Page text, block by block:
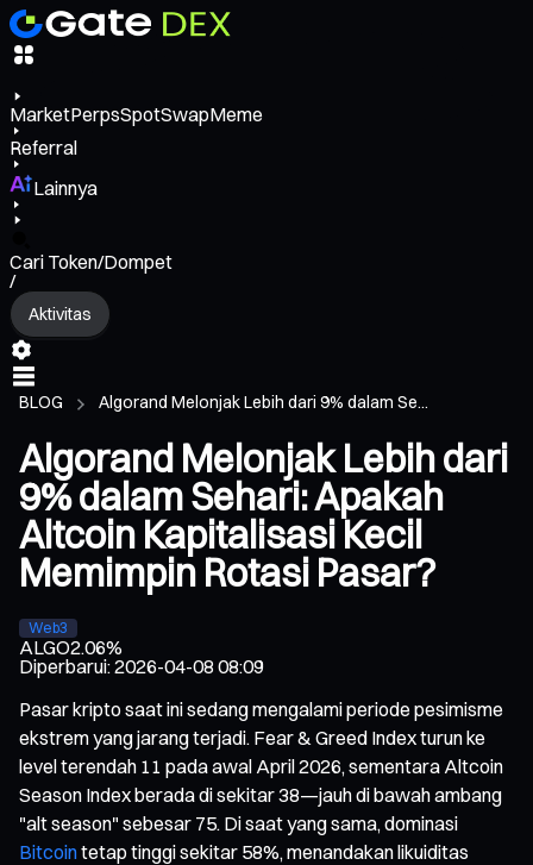
MarketPerpsSpotSwapMeme
Referral
Lainnya
Cari Token/Dompet
/
Aktivitas
BLOG Algorand Melonjak Lebih dari 9% dalam Se...
Algorand Melonjak Lebih dari
9% dalam Sehari: Apakah
Altcoin Kapitalisasi Kecil
Memimpin Rotasi Pasar?
Web3
ALGO2.06%
Diperbarui:2026-04-08 08:09
Pasar kripto saat ini sedang mengalami periode pesimisme
ekstrem yang jarang terjadi. Fear & Greed Index turun ke
level terendah 11 pada awal April 2026, sementara Altcoin
Season Index berada di sekitar 38—jauh di bawah ambang
"alt season" sebesar 75. Di saat yang sama, dominasi
Bitcointetap tinggi sekitar 58%, menandakan likuiditas